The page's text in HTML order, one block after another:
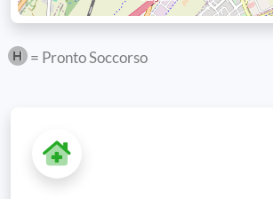
= Pronto Soccorso